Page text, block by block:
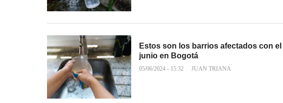
Estos son los barrios afectados con
junio en Bogotá
05/06/2024 - 15:32 JUAN TRIANA